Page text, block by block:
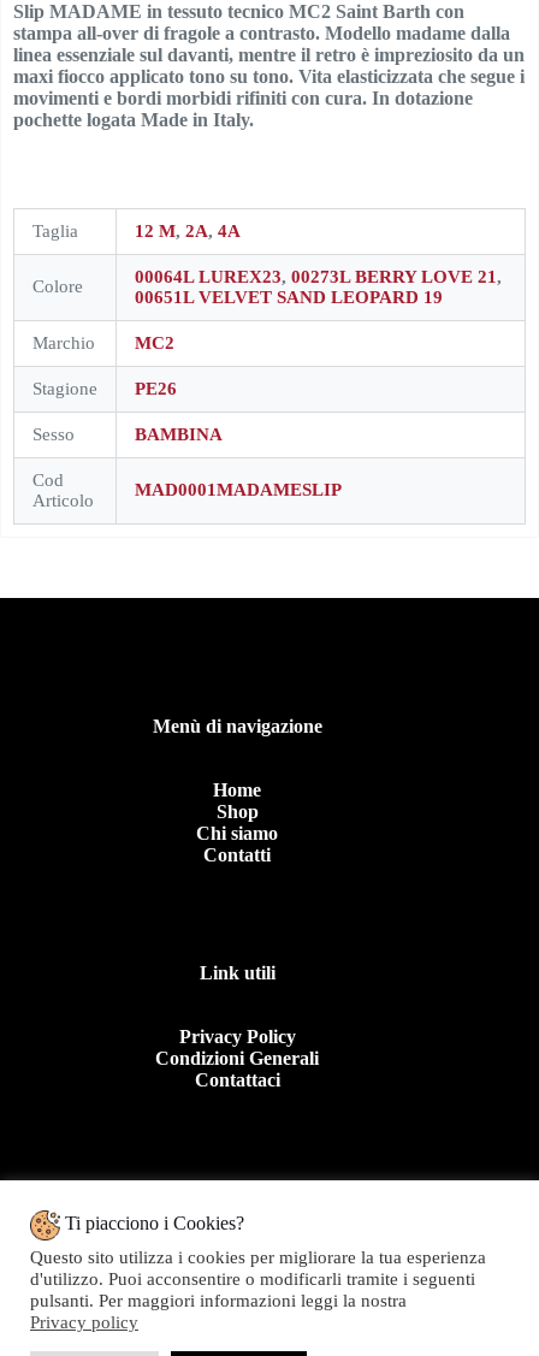
Slip MADAME in tessuto tecnico MC2 Saint Barth con
stampa all-over di fragole a contrasto. Modello madame dalla
linea essenziale sul davanti, mentre il retro è impreziosito da un
maxi fiocco applicato tono su tono. Vita elasticizzata che segue i
movimenti e bordi morbidi rifiniti con cura. In dotazione
pochette logata Made in Italy.
Taglia 12 M, 2A, 4A
Colore 00064L LUREX23, 00273L BERRY LOVE 21,
00651L VELVET SAND LEOPARD 19
Marchio MC2
Stagione PE26
Sesso BAMBINA
Cod
Articolo
MAD0001MADAMESLIP
Menù di navigazione
Home
Shop
Chi siamo
Contatti
Link utili
Privacy Policy
Condizioni Generali
Contattaci
Tel: +39 0963 44950
E.mail:info@topolinomoda.it
Via Forgiari, 11 – 89900 Vibo Valentia (VV)
Topolino Moda - P.IVA 01282020799
Ti piacciono i Cookies?
Questo sito utilizza i cookies per migliorare la tua esperienza
d'utilizzo. Puoi acconsentire o modificarli tramite i seguenti
pulsanti. Per maggiori informazioni leggi la nostra
Privacy policy